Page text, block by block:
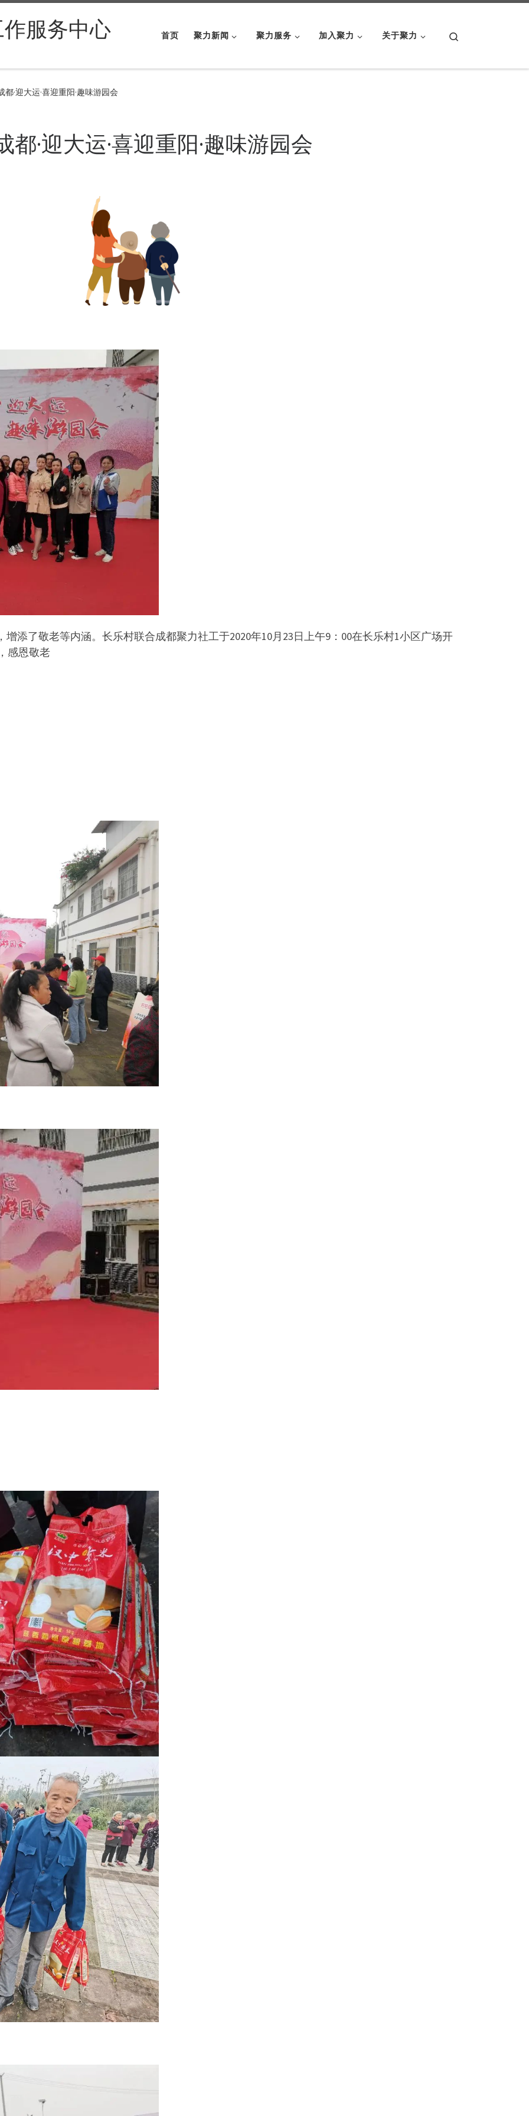
服务中心 首页 聚力新闻 聚力服务 加入聚力 关于聚力
·迎大运·喜迎重阳·趣味游园会
·迎大运·喜迎重阳·趣味游园会
添了敬老等内涵。长乐村联合成都聚力社工于2020年10月23日上午9：00在长乐村1小区广场开
感恩敬老